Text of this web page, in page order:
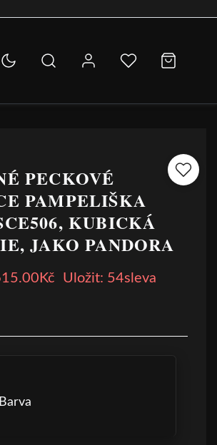
PECKOVÉ
PAMPELIŠKA
KUBICKÁ
JAKO PANDORA
Uložit: 54sleva